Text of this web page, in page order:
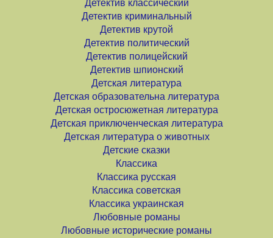
Детектив классический
Детектив криминальный
Детектив крутой
Детектив политический
Детектив полицейский
Детектив шпионский
Детская литература
Детская образовательна литература
Детская остросюжетная литература
Детская приключенческая литература
Детская литература о животных
Детские сказки
Классика
Классика русская
Классика советская
Классика украинская
Любовные романы
Любовные исторические романы